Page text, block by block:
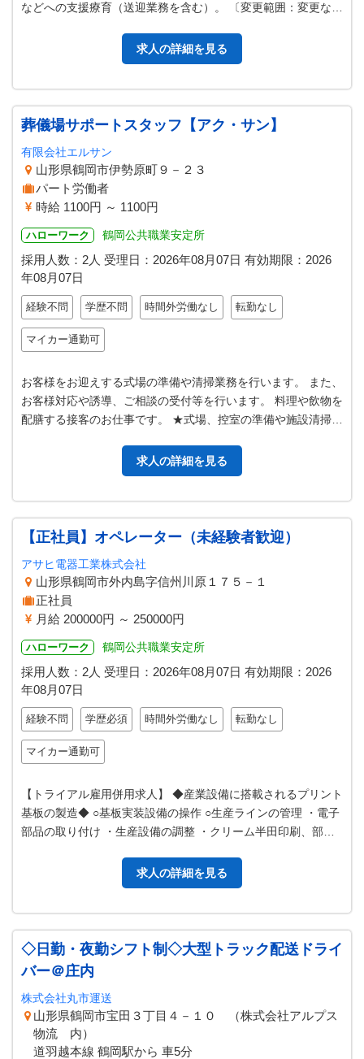
などへの支援療育（送迎業務を含む）。 〔変更範囲：変更な
求人の詳細を見る
葬儀場サポートスタッフ【アク・サン】
有限会社エルサン
山形県鶴岡市伊勢原町９－２３
パート労働者
時給 1100円 ～ 1100円
ハローワーク 鶴岡公共職業安定所
採用人数：2人 受理日： 2026年08月07日 有効期限： 2026
年08月07日
経験不問 学歴不問 時間外労働なし 転勤なし
マイカー通勤可
お客様をお迎えする式場の準備や清掃業務を行います。 また、
お客様対応や誘導、ご相談の受付等を行います。 料理や飲物を
配膳する接客のお仕事です。 ★式場、控室の準備や施設清掃
求人の詳細を見る
【正社員】オペレーター（未経験者歓迎）
アサヒ電器工業株式会社
山形県鶴岡市外内島字信州川原１７５－１
正社員
月給 200000円 ～ 250000円
ハローワーク 鶴岡公共職業安定所
採用人数：2人 受理日： 2026年08月07日 有効期限： 2026
年08月07日
経験不問 学歴必須 時間外労働なし 転勤なし
マイカー通勤可
【トライアル雇用併用求人】 ◆産業設備に搭載されるプリント
基板の製造◆ ○基板実装設備の操作 ○生産ラインの管理 ・電子
部品の取り付け ・生産設備の調整 ・クリーム半田印刷、部品
求人の詳細を見る
◇日勤・夜勤シフト制◇大型トラック配送ドライ
バー＠庄内
株式会社丸市運送
山形県鶴岡市宝田３丁目４－１０ （株式会社アルプス
物流 内）
道羽越本線 鶴岡駅から 車5分